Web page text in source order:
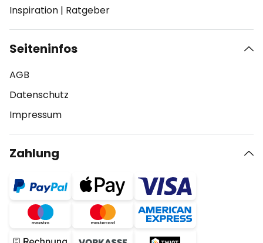
Inspiration | Ratgeber
Seiteninfos
AGB
Datenschutz
Impressum
Zahlung